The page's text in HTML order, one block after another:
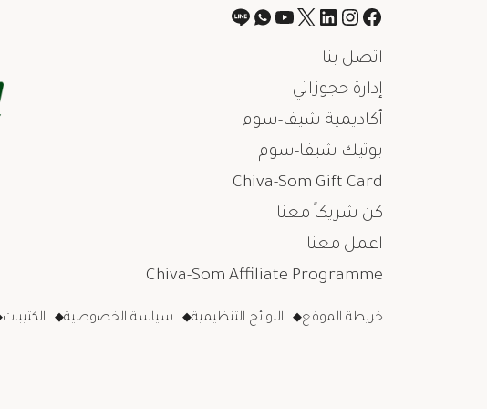
اتصل بنا
إدارة حجوزاتي
أكاديمية شيفا-سوم
بوتيك شيفا-سوم
Chiva-Som Gift Card
كن شريكاً معنا
اعمل معنا
Chiva-Som Affiliate Programme
خريطة الموقع اللوائح التنظيمية سياسة الخصوصية الكتيبات